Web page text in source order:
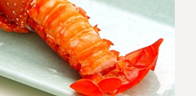
シー 取引先エントリー
商品
見る
理（中納言厨房）